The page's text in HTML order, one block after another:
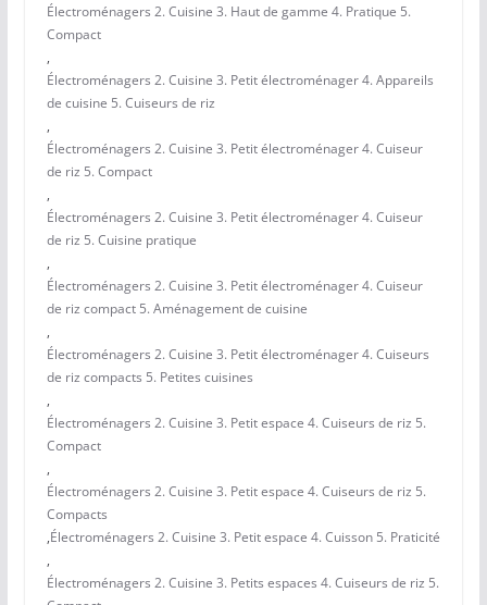
Électroménagers 2. Cuisine 3. Haut de gamme 4. Pratique 5.
Compact
,
Électroménagers 2. Cuisine 3. Petit électroménager 4. Appareils
de cuisine 5. Cuiseurs de riz
,
Électroménagers 2. Cuisine 3. Petit électroménager 4. Cuiseur
de riz 5. Compact
,
Électroménagers 2. Cuisine 3. Petit électroménager 4. Cuiseur
de riz 5. Cuisine pratique
,
Électroménagers 2. Cuisine 3. Petit électroménager 4. Cuiseur
de riz compact 5. Aménagement de cuisine
,
Électroménagers 2. Cuisine 3. Petit électroménager 4. Cuiseurs
de riz compacts 5. Petites cuisines
,
Électroménagers 2. Cuisine 3. Petit espace 4. Cuiseurs de riz 5.
Compact
,
Électroménagers 2. Cuisine 3. Petit espace 4. Cuiseurs de riz 5.
Compacts
,Électroménagers 2. Cuisine 3. Petit espace 4. Cuisson 5. Praticité
,
Électroménagers 2. Cuisine 3. Petits espaces 4. Cuiseurs de riz 5.